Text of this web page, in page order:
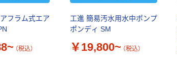
フラム式エア
（税込）
工進 簡易汚水用水中ポンプ
ポンディ SM
￥19,800~ （税込）